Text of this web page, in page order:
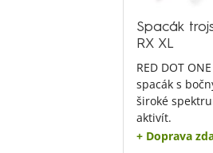
Spacák
RX XL
RED DOT
spacák s
široké
aktivít.
+ Doprava